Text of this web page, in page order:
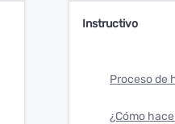
Instructivo
Proceso de
¿Cómo